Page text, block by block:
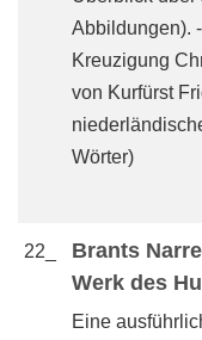
Abbildungen).
Kreuzigung
von Kurfürst
Wörter)
22_
Brants
Werk des
Eine